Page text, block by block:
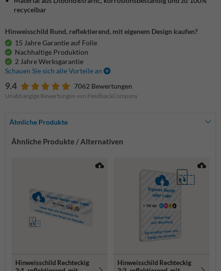
recycelbar
Hinweisschild Rund, reflektierend, mit eigenem Design kaufen?
15 Jahre Garantie auf Folie
Nachhaltige Produktion
2 Jahre Werksgarantie
Schauen Sie sich alle Vorteile an
9.4 7062 Bewertungen
Unabhängige Bewertungen von FeedbackCompany
Ähnliche Produkte
Ähnliche Produkte / Alternativen
Hinweisschild Rechteckig
Hinweisschild Rechteckig